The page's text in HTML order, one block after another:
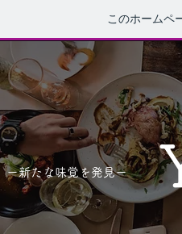
このホームペ
ー新たな味覚を発見ー